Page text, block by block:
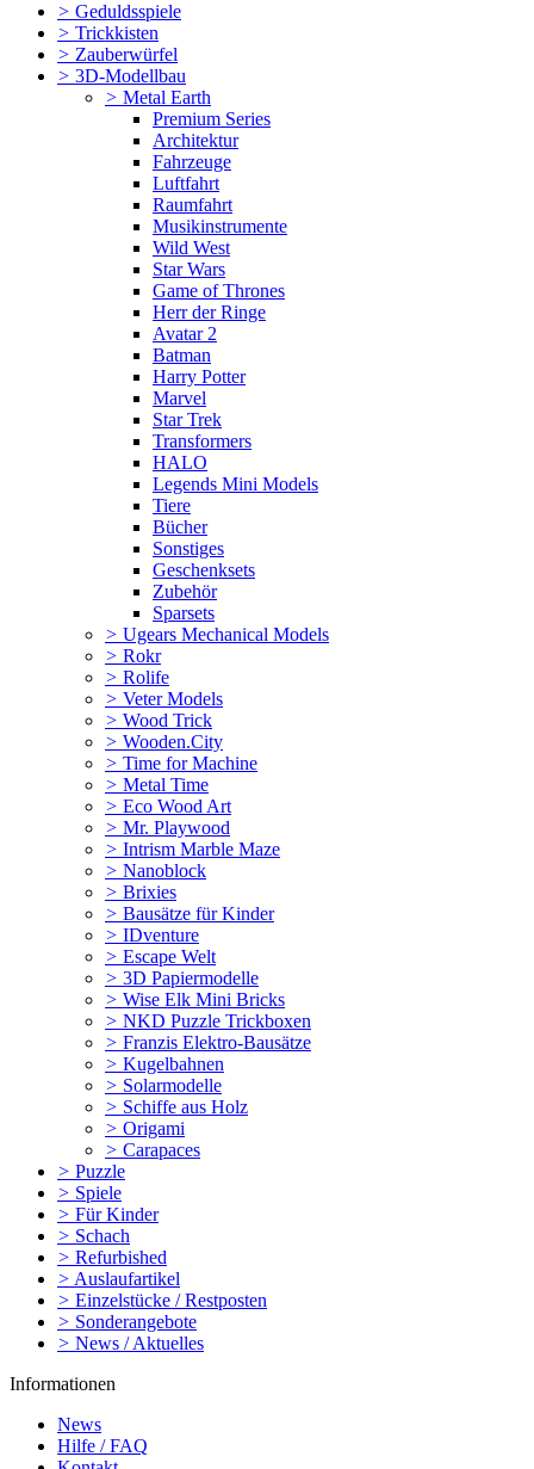
> Geduldsspiele
> Trickkisten
> Zauberwürfel
> 3D-Modellbau
> Metal Earth
Premium Series
Architektur
Fahrzeuge
Luftfahrt
Raumfahrt
Musikinstrumente
Wild West
Star Wars
Game of Thrones
Herr der Ringe
Avatar 2
Batman
Harry Potter
Marvel
Star Trek
Transformers
HALO
Legends Mini Models
Tiere
Bücher
Sonstiges
Geschenksets
Zubehör
Sparsets
> Ugears Mechanical Models
> Rokr
> Rolife
> Veter Models
> Wood Trick
> Wooden.City
> Time for Machine
> Metal Time
> Eco Wood Art
> Mr. Playwood
> Intrism Marble Maze
> Nanoblock
> Brixies
> Bausätze für Kinder
> IDventure
> Escape Welt
> 3D Papiermodelle
> Wise Elk Mini Bricks
> NKD Puzzle Trickboxen
> Franzis Elektro-Bausätze
> Kugelbahnen
> Solarmodelle
> Schiffe aus Holz
> Origami
> Carapaces
> Puzzle
> Spiele
> Für Kinder
> Schach
> Refurbished
> Auslaufartikel
> Einzelstücke / Restposten
> Sonderangebote
> News / Aktuelles
Informationen
News
Hilfe / FAQ